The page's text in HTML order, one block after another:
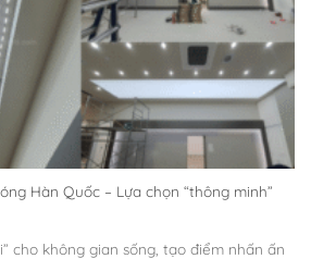
Hàn Quốc – Lựa chọn “thông minh”
cho không gian sống, tạo điểm nhấn ấn